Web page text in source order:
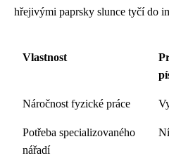
hřejivými paprsky slunce tyčí do
Vlastnost
Náročnost fyzické práce
Potřeba specializovaného
nářadí